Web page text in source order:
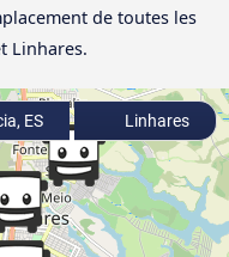
de toutes les
Linhares.
ES Linhares